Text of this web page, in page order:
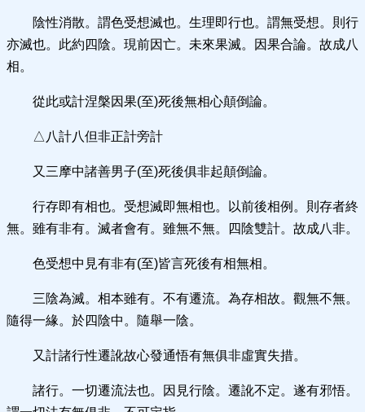
陰性消散。謂色受想滅也。生理即行也。謂無受想。則行
亦滅也。此約四陰。現前因亡。未來果滅。因果合論。故成八
相。
從此或計涅槃因果(至)死後無相心顛倒論。
△八計八但非正計旁計
又三摩中諸善男子(至)死後俱非起顛倒論。
行存即有相也。受想滅即無相也。以前後相例。則存者終
無。雖有非有。滅者會有。雖無不無。四陰雙計。故成八非。
色受想中見有非有(至)皆言死後有相無相。
三陰為滅。相本雖有。不有遷流。為存相故。觀無不無。
隨得一緣。於四陰中。隨舉一陰。
又計諸行性遷訛故心發通悟有無俱非虛實失措。
諸行。一切遷流法也。因見行陰。遷訛不定。遂有邪悟。